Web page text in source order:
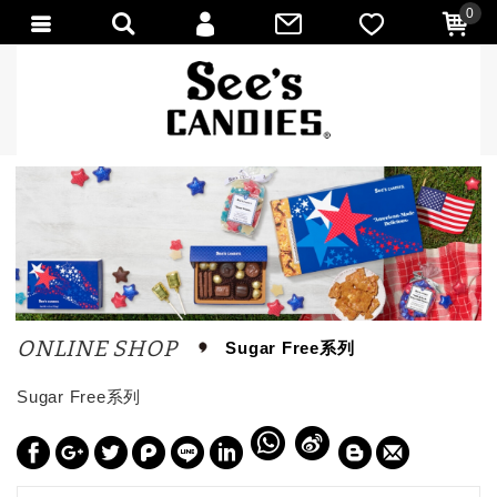
ONLINE SHOP Sugar Free系列
Sugar Free系列
W
h
S
i
n
0
會員登入
會員註冊
忘記密碼
訂單查詢
匯款通知